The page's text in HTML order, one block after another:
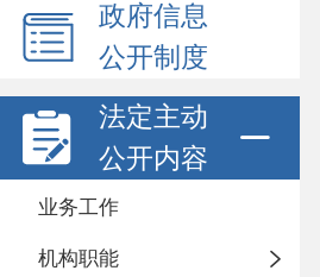
政府信息
公开制度
法定主动
公开内容
业务工作
机构职能